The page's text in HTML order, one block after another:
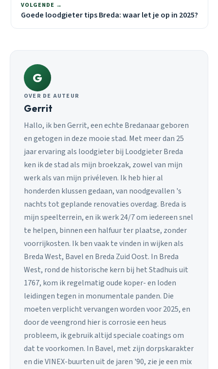
VOLGENDE →
Goede loodgieter tips Breda: waar let je op in 2025?
G
OVER DE AUTEUR
Gerrit
Hallo, ik ben Gerrit, een echte Bredanaar geboren
en getogen in deze mooie stad. Met meer dan 25
jaar ervaring als loodgieter bij Loodgieter Breda
ken ik de stad als mijn broekzak, zowel van mijn
werk als van mijn privéleven. Ik heb hier al
honderden klussen gedaan, van noodgevallen 's
nachts tot geplande renovaties overdag. Breda is
mijn speelterrein, en ik werk 24/7 om iedereen snel
te helpen, binnen een halfuur ter plaatse, zonder
voorrijkosten. Ik ben vaak te vinden in wijken als
Breda West, Bavel en Breda Zuid Oost. In Breda
West, rond de historische kern bij het Stadhuis uit
1767, kom ik regelmatig oude koper- en loden
leidingen tegen in monumentale panden. Die
moeten verplicht vervangen worden voor 2025, en
door de veengrond hier is corrosie een heus
probleem, ik gebruik altijd speciale coatings om
dat te voorkomen. In Bavel, met zijn dorpskarakter
en die VINEX-buurten uit de jaren '90, zie je een mix